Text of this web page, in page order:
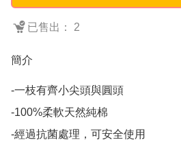
已售出： 2
簡介
-一枝有齊小尖頭與圓頭
-100%柔軟天然純棉
-經過抗菌處理，可安全使用